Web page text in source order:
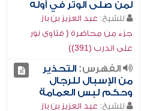
لمن صلى الوتر في أوله
للشيخ: عبد العزيز بن باز
جزء من محاضرة ( فتاوى نور
على الدرب (391))
الفهرس:التحذير
من الإسبال للرجال
وحكم لبس العمامة
للشيخ: عبد العزيز بن باز